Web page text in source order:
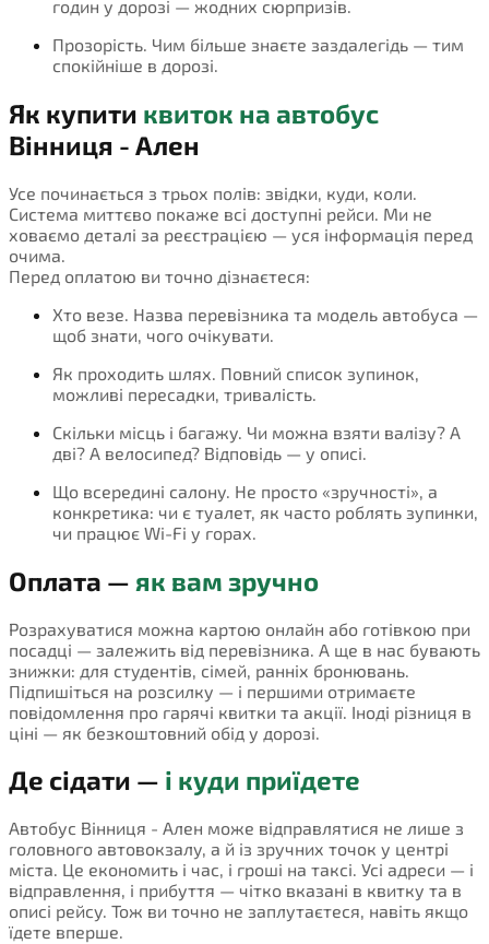
годин у дорозі — жодних сюрпризів.
Прозорість. Чим більше знаєте заздалегідь — тим
спокійніше в дорозі.
Як купити квиток на автобус
Вінниця - Ален
Усе починається з трьох полів: звідки, куди, коли.
Система миттєво покаже всі доступні рейси. Ми не
ховаємо деталі за реєстрацією — уся інформація перед
очима.
Перед оплатою ви точно дізнаєтеся:
Хто везе. Назва перевізника та модель автобуса —
щоб знати, чого очікувати.
Як проходить шлях. Повний список зупинок,
можливі пересадки, тривалість.
Скільки місць і багажу. Чи можна взяти валізу? А
дві? А велосипед? Відповідь — у описі.
Що всередині салону. Не просто «зручності», а
конкретика: чи є туалет, як часто роблять зупинки,
чи працює Wi-Fi у горах.
Оплата — як вам зручно
Розрахуватися можна картою онлайн або готівкою при
посадці — залежить від перевізника. А ще в нас бувають
знижки: для студентів, сімей, ранніх бронювань.
Підпишіться на розсилку — і першими отримаєте
повідомлення про гарячі квитки та акції. Іноді різниця в
ціні — як безкоштовний обід у дорозі.
Де сідати — і куди приїдете
Автобус Вінниця - Ален може відправлятися не лише з
головного автовокзалу, а й із зручних точок у центрі
міста. Це економить і час, і гроші на таксі. Усі адреси — і
відправлення, і прибуття — чітко вказані в квитку та в
описі рейсу. Тож ви точно не заплутаєтеся, навіть якщо
їдете вперше.